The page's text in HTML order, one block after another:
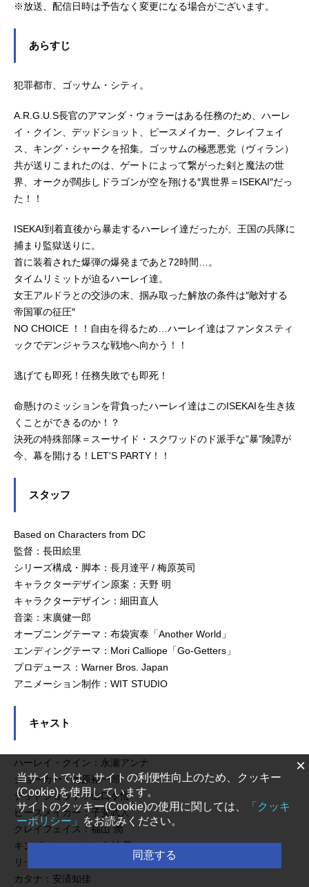
※放送、配信日時は予告なく変更になる場合がございます。
あらすじ
犯罪都市、ゴッサム・シティ。
A.R.G.U.S長官のアマンダ・ウォラーはある任務のため、ハーレ
イ・クイン、デッドショット、ピースメイカー、クレイフェイ
ス、キング・シャークを招集。ゴッサムの極悪悪党（ヴィラン）
共が送りこまれたのは、ゲートによって繋がった剣と魔法の世
界、オークが闊歩しドラゴンが空を翔ける″異世界＝ISEKAI″だっ
た！！
ISEKAI到着直後から暴走するハーレイ達だったが、王国の兵隊に
捕まり監獄送りに。
首に装着された爆弾の爆発まであと72時間…。
タイムリミットが迫るハーレイ達。
女王アルドラとの交渉の末、掴み取った解放の条件は″敵対する
帝国軍の征圧″
NO CHOICE ！！自由を得るため…ハーレイ達はファンタスティ
ックでデンジャラスな戦地へ向かう！！
逃げても即死！任務失敗でも即死！
命懸けのミッションを背負ったハーレイ達はこのISEKAIを生き抜
くことができるのか！？
決死の特殊部隊＝スーサイド・スクワッドのド派手な”暴”険譚が
今、幕を開ける！LET'S PARTY！！
スタッフ
Based on Characters from DC
監督：長田絵里
シリーズ構成・脚本：長月達平 / 梅原英司
キャラクターデザイン原案：天野 明
キャラクターデザイン：細田直人
音楽：末廣健一郎
オープニングテーマ：布袋寅泰「Another World」
エンディングテーマ：Mori Calliope「Go-Getters」
プロデュース：Warner Bros. Japan
アニメーション制作：WIT STUDIO
キャスト
ハーレイ・クイン：永瀬アンナ
ジョーカー：梅原裕一郎
デッドショット：山口令悟
ピースメイカー：子安武人
クレイフェイス：福山 潤
キング・シャーク：木村 昴
リック・フラッグ：八代 拓
カタナ：安済知佳
×
当サイトでは、サイトの利便性向上のため、クッキー
(Cookie)を使用しています。
サイトのクッキー(Cookie)の使用に関しては、
「クッキ
ーポリシー」
をお読みください。
同意する